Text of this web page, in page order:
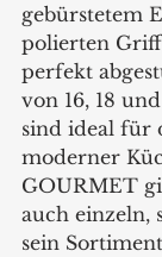
gebürstetem
polierten
perfekt
von 16, 18
sind ideal für
moderner
GOURMET
auch einzeln,
sein